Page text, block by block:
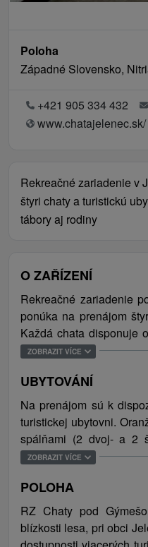
Poloha
Západné Slovensko,
+421 905 334 432
www.chatajelenec.sk/
Rekreačné zariadenie v
štyri chaty a turistickú
tábory aj rodiny
O ZAŘÍZENÍ
Rekreačné zariadenie
ponúka na prenájom
Každá chata disponuje
miestnosťou s TV a
aj kuchyňu a
spoločenský
organizovania
seminárov. V exteriéri
sedenia, kde je
kruhovom ohnisku a
futbal či volejbal. V
zabezpečené pred
parkovacích miest).
ZOBRAZIT VÍCE
UBYTOVÁNÍ
Na prenájom sú k
turistickej ubytovni.
spálňami (2 dvoj- a 2
spálňami (2 štvor- a
päťlôžkové spálne.
vybavené
kompletne
(sprchový kút,
ZOBRAZIT VÍCE
POLOHA
RZ Chaty pod
blízkosti lesa, pri obci